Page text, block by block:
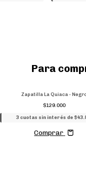
Para
Zapatilla La Quiaca -
$129.000
3 cuotas sin interés de
Comprar